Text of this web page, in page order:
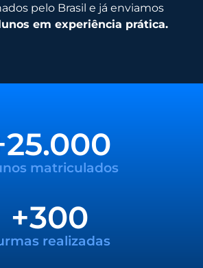
pelo Brasil e já enviamos
em experiência prática.
matriculados
25.000
realizadas
+300